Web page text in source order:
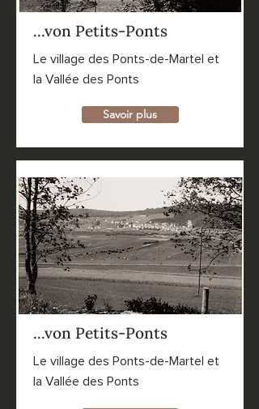
...von Petits-Ponts
Le village des Ponts-de-Martel et
la Vallée des Ponts
Savoir plus
...von Petits-Ponts
Le village des Ponts-de-Martel et
la Vallée des Ponts